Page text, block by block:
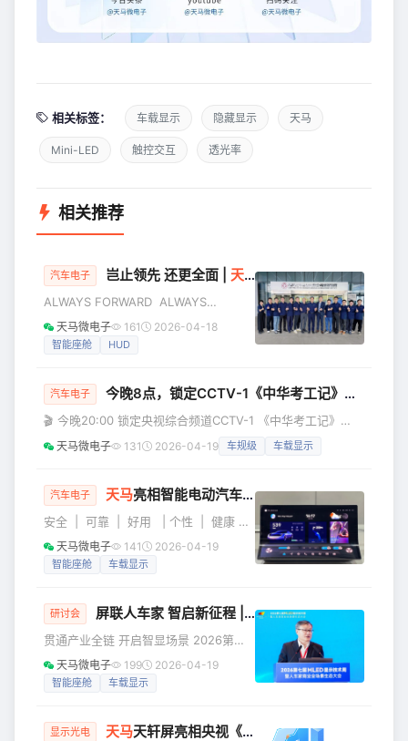
相关标签： 车载显示 隐藏显示 天马
Mini-LED 触控交互 透光率
相关推荐
汽车电子 岂止领先 还更全面 | 天马 走进东风：以极致显示
ALWAYS FORWARD ALWAYS
LEADING 岂止领先 还更全面 2026年天
马微电子走进东风 技术交流日活动 4月
风汽车研发总院举办。天马从显示技术
的深刻洞察，与东风共同开启了一场关
于未来视界的探索之旅。活动现场，从
天马以“天轩”好屏技
天马微电子 161 2026-04-18
智能座舱 HUD
汽车电子 今晚8点，锁定CCTV-1《中华考工记》，看
🎬 今晚20:00 锁定央视综合频道CCTV-1 《中华考工记》
「汽车智造篇」重磅开播 以千年“考工之道”对话现代汽车工业
从古代造车的精细分工 到今日新能源汽车全产业链的协同创
飞跃 本期节目聚焦中国汽车工业发展历程 总台主持人龙洋将
带领观众走进 充满活力与创新的汽车智造世界 节目中，天马
车规级显示产品将亮相 为大家精彩呈现屏幕背后的硬核科技
天马微电子 131 2026-04-19 车规级 车载显示
汽车电子 天马亮相智能电动汽车发展高层论坛：“天轩”引领，定义
安全 | 可靠 | 好用 | 个性 | 健康 天
马车载显示**“五星好屏”**价值新坐标
2026 - 智能电动汽车发展高层论坛 - 智
合化、国际化发展”为主题的智能电动汽
本届论坛汇聚了国内外顶尖专家学者、
企业领袖及行业精英，围绕人工智能、
大算力、大模型、大数据等在汽
天马微电子 141 2026-04-19
智能座舱 车载显示
研讨会 屏联人车家 智启新征程 | 天马微电子闪耀2026第
贯通产业全链 开启智显场景 2026第七
届全球 MLED显示技术周 暨CMMA第二
届第二次成员大会 中国·上海 4月8日-9
辰国际会议中心盛大举行。本届大会由
天马微电子 199 2026-04-19
智能座舱 车载显示
显示光电 天马天轩屏亮相央视《中华考工记》，解码一块好屏背后的“考工之道”